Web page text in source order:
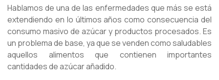
Hablamos de una de las enfermedades que más se está
extendiendo en lo últimos años como consecuencia del
consumo masivo de azúcar y productos procesados. Es
un problema de base, ya que se venden como saludables
aquellos alimentos que contienen importantes
cantidades de azúcar añadido.